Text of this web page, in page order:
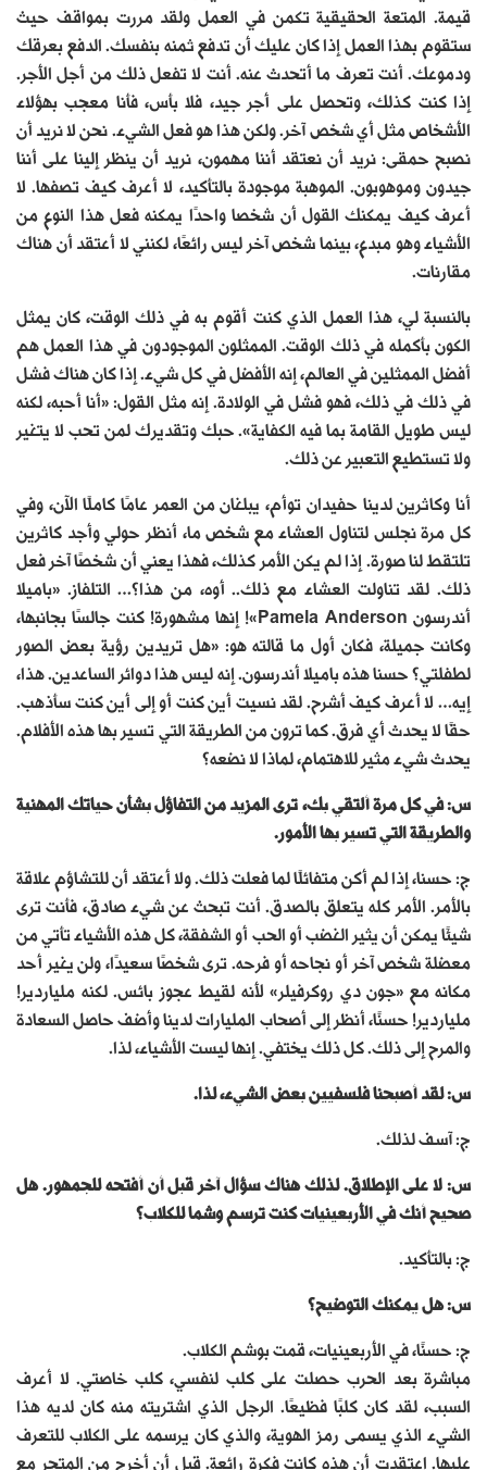
قيمة. المتعة الحقيقية تكمن في العمل ولقد مررت بمواقف حيث
ستقوم بهذا العمل إذا كان عليك أن تدفع ثمنه بنفسك. الدفع بعرقك
ودموعك. أنت تعرف ما أتحدث عنه. أنت لا تفعل ذلك من أجل الأجر.
إذا كنت كذلك، وتحصل على أجر جيد، فلا بأس، فأنا معجب بهؤلاء
الأشخاص مثل أي شخص آخر. ولكن هذا هو فعل الشيء. نحن لا نريد أن
نصبح حمقى: نريد أن نعتقد أننا مهمون، نريد أن ينظر إلينا على أننا
جيدون وموهوبون. الموهبة موجودة بالتأكيد، لا أعرف كيف تصفها. لا
أعرف كيف يمكنك القول أن شخصا واحدًا يمكنه فعل هذا النوع من
الأشياء وهو مبدع، بينما شخص آخر ليس رائعًا، لكنني لا أعتقد أن هناك
مقارنات.
بالنسبة لي، هذا العمل الذي كنت أقوم به في ذلك الوقت، كان يمثل
الكون بأكمله في ذلك الوقت. الممثلون الموجودون في هذا العمل هم
أفضل الممثلين في العالم، إنه الأفضل في كل شيء. إذا كان هناك فشل
في ذلك في ذلك، فهو فشل في الولادة. إنه مثل القول: «أنا أحبه، لكنه
ليس طويل القامة بما فيه الكفاية». حبك وتقديرك لمن تحب لا يتغير
ولا تستطيع التعبير عن ذلك.
أنا وكاثرين لدينا حفيدان توأم، يبلغان من العمر عامًا كاملًا الآن، وفي
كل مرة نجلس لتناول العشاء مع شخص ما، أنظر حولي وأجد كاثرين
تلتقط لنا صورة. إذا لم يكن الأمر كذلك، فهذا يعني أن شخصًا آخر فعل
ذلك. لقد تناولت العشاء مع ذلك.. أوه، من هذا؟… التلفاز. «باميلا
أندرسون Pamela Anderson»! إنها مشهورة! كنت جالسًا بجانبها،
وكانت جميلة، فكان أول ما قالته هو: «هل تريدين رؤية بعض الصور
لطفلتي؟ حسنا هذه باميلا أندرسون. إنه ليس هذا دوائر الساعدين. هذا،
إيه… لا أعرف كيف أشرح. لقد نسيت أين كنت أو إلى أين كنت سأذهب.
حقًا لا يحدث أي فرق. كما ترون من الطريقة التي تسير بها هذه الأفلام.
يحدث شيء مثير للاهتمام، لماذا لا نضعه؟
س: في كل مرة ألتقي بك، ترى المزيد من التفاؤل بشأن حياتك المهنية
والطريقة التي تسير بها الأمور.
ج: حسنا، إذا لم أكن متفائلًا لما فعلت ذلك. ولا أعتقد أن للتشاؤم علاقة
بالأمر. الأمر كله يتعلق بالصدق. أنت تبحث عن شيء صادق، فأنت ترى
شيئًا يمكن أن يثير الغضب أو الحب أو الشفقة، كل هذه الأشياء تأتي من
معضلة شخص آخر أو نجاحه أو فرحه. ترى شخصًا سعيدًا، ولن يغير أحد
مكانه مع «جون دي روكرفيلر» لأنه لقيط عجوز بائس. لكنه ملياردير!
ملياردير! حسنًا، أنظر إلى أصحاب المليارات لدينا وأضف حاصل السعادة
والمرح إلى ذلك. كل ذلك يختفي. إنها ليست الأشياء، لذا.
س: لقد أصبحنا فلسفيين بعض الشيء، لذا.
ج: آسف لذلك.
س: لا على الإطلاق. لذلك هناك سؤال آخر قبل أن أفتحه للجمهور. هل
صحيح أنك في الأربعينيات كنت ترسم وشما للكلاب؟
ج: بالتأكيد.
س: هل يمكنك التوضيح؟
ج: حسنًا، في الأربعينيات، قمت بوشم الكلاب.
مباشرة بعد الحرب حصلت على كلب لنفسي، كلب خاصتي. لا أعرف
السبب، لقد كان كلبًا فظيعًا. الرجل الذي اشتريته منه كان لديه هذا
الشيء الذي يسمى رمز الهوية، والذي كان يرسمه على الكلاب للتعرف
عليها. اعتقدت أن هذه كانت فكرة رائعة. قبل أن أخرج من المتجر مع